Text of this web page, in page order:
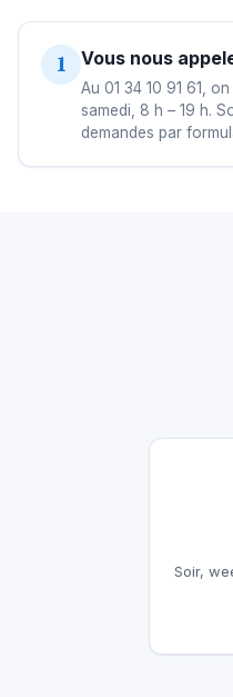
1 Vous nous
Au 01 34 10 91 61,
samedi, 8 h – 19 h.
demandes par
Soir,